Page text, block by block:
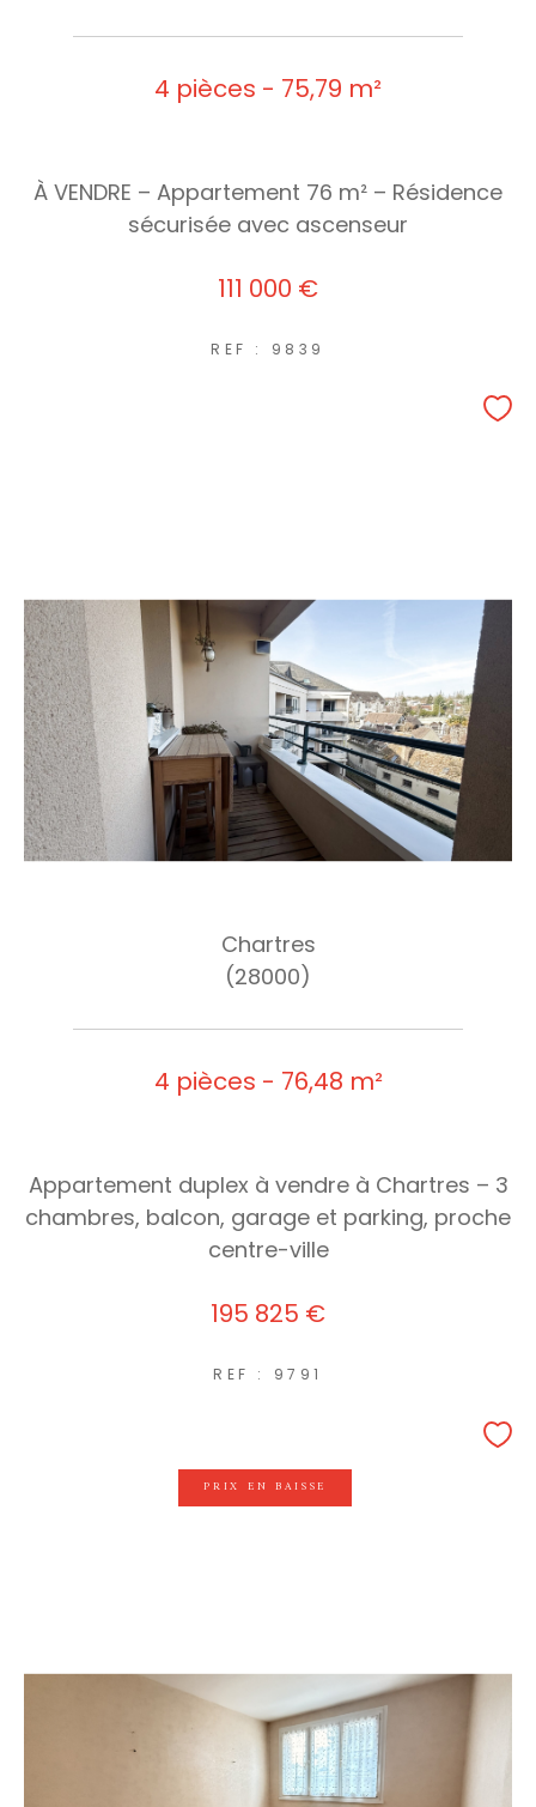
4 pièces - 75,79 m²
À VENDRE – Appartement 76 m² – Résidence
sécurisée avec ascenseur
111 000 €
REF : 9839
Chartres
(28000)
4 pièces - 76,48 m²
Appartement duplex à vendre à Chartres – 3
chambres, balcon, garage et parking, proche
centre-ville
195 825 €
REF : 9791
PRIX EN BAISSE